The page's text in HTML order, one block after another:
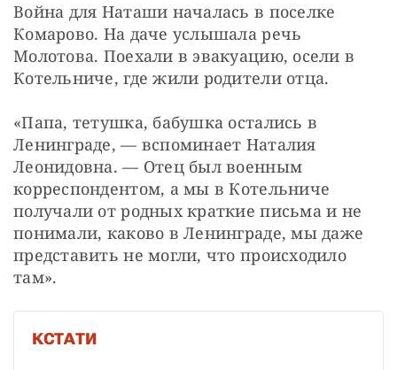
Война для Наташи началась в поселке
Комарово. На даче услышала речь
Молотова. Поехали в эвакуацию, осели в
Котельниче, где жили родители отца.
«Папа, тетушка, бабушка остались в
Ленинграде, — вспоминает Наталия
Леонидовна. — Отец был военным
корреспондентом, а мы в Котельниче
получали от родных краткие письма и не
понимали, каково в Ленинграде, мы даже
представить не могли, что происходило
там».
КСТАТИ